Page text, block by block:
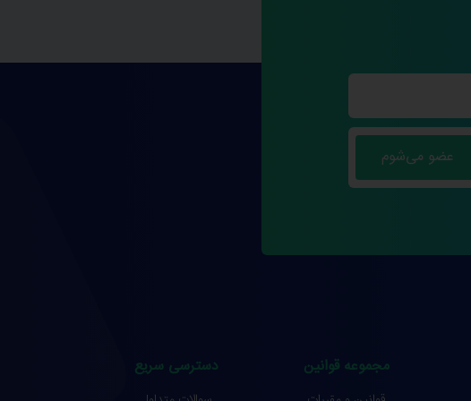
مجموعه قوانین دسترسی سریع